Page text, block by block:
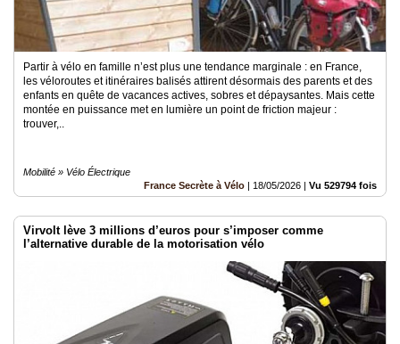
Partir à vélo en famille n’est plus une tendance marginale : en France,
les véloroutes et itinéraires balisés attirent désormais des parents et des
enfants en quête de vacances actives, sobres et dépaysantes. Mais cette
montée en puissance met en lumière un point de friction majeur :
trouver,..
Mobilité » Vélo Électrique
France Secrète à Vélo | 18/05/2026 | Vu 529794 fois
Virvolt lève 3 millions d’euros pour s’imposer comme
l’alternative durable de la motorisation vélo